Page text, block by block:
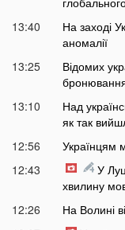
13:40
На заході
аномалії
13:25
Відомих
бронювання
13:10
Над
як так
12:56
Українцям
12:43
У
хвилину
12:26
На Волині